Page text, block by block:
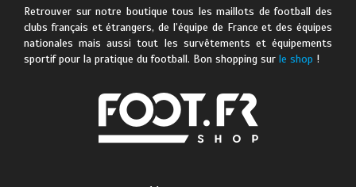
Retrouver sur notre boutique tous les maillots de football des
clubs français et étrangers, de l’équipe de France et des équipes
nationales mais aussi tout les survêtements et équipements
sportif pour la pratique du football. Bon shopping sur le shop !